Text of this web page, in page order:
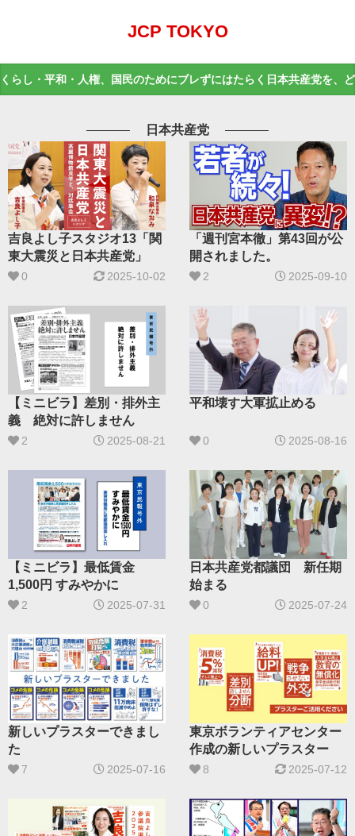
JCP TOKYO
くらし・平和・人権、国民のためにブレずにはたらく日本共産党を、
日本共産党
吉良よし子スタジオ13「関
東大震災と日本共産党」
0 2025-10-02
「週刊宮本徹」第43回が公
開されました。
2 2025-09-10
【ミニビラ】差別・排外主
義 絶対に許しません
2 2025-08-21
平和壊す大軍拡止める
0 2025-08-16
【ミニビラ】最低賃金
1,500円 すみやかに
2 2025-07-31
日本共産党都議団 新任期
始まる
0 2025-07-24
新しいプラスターできまし
た
7 2025-07-16
東京ボランティアセンター
作成の新しいプラスター
8 2025-07-12